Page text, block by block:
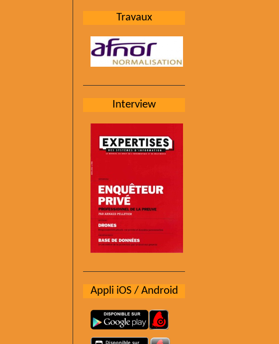
Travaux
Interview
Appli iOS / Android